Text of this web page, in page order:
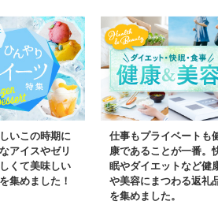
いこの時期に
アイスやゼリ
くて美味しい
集めました！
仕事もプライベートも
康であることが一番。
眠やダイエットなど健
や美容にまつわる返礼
を集めました。